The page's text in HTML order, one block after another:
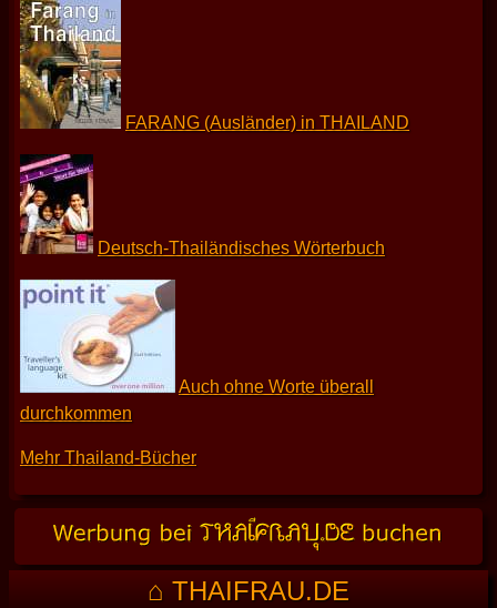
FARANG (Ausländer) in THAILAND
Deutsch-Thailändisches Wörterbuch
Auch ohne Worte überall
durchkommen
Mehr Thailand-Bücher
⌂ THAIFRAU.DE